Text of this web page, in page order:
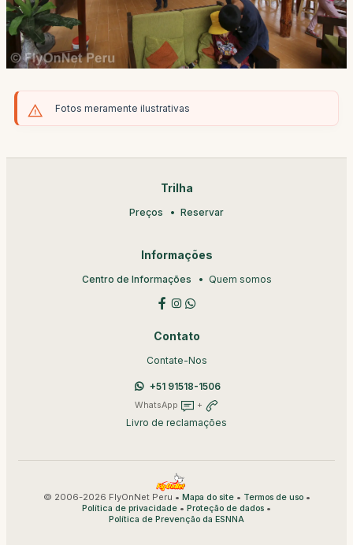
Fotos meramente ilustrativas
Trilha
Preços Reservar
Informações
Centro de Informações Quem somos
Contato
Contate-Nos
+51 91518-1506
WhatsApp +
Livro de reclamações
© 2006-2026 FlyOnNet Peru • Mapa do site• Termos de uso•
Política de privacidade • Proteção de dados •
Política de Prevenção da ESNNA